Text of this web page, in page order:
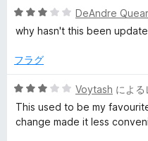
5
の
価
5
段
中
の
評
価
DeAndre
why hasn't this been
フラグ
5
段
階
Voytash によ
This used to be my
change made it less